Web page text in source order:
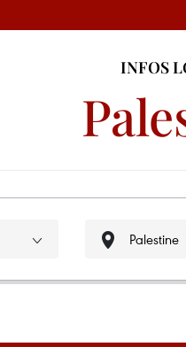
INFOS